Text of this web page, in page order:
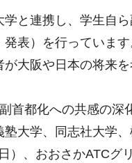
と連携し、学生自
表）を行っています
大阪や日本の将来
首都化への共感の深
大学、同志社大学
）、おおさかATCグ